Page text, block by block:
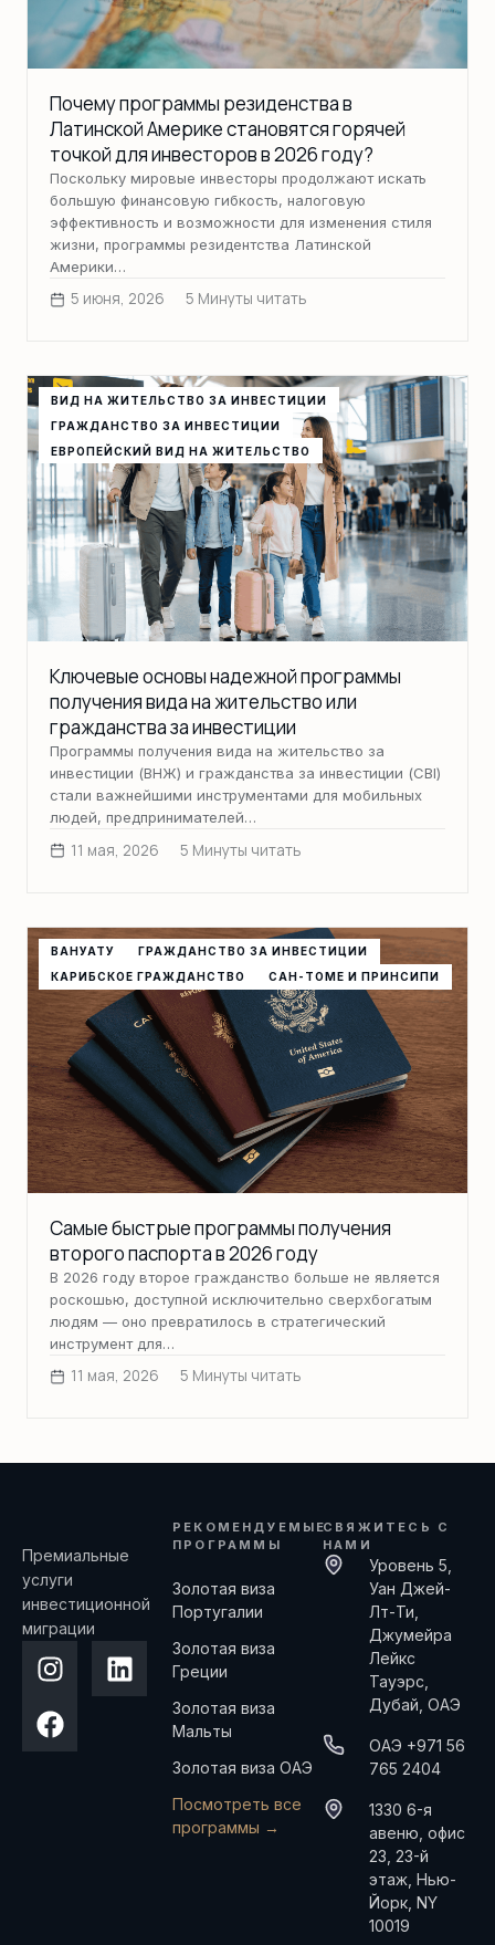
Почему программы резиденства в
Латинской Америке становятся горячей
точкой для инвесторов в 2026 году?
Поскольку мировые инвесторы продолжают искать
большую финансовую гибкость, налоговую
эффективность и возможности для изменения стиля
жизни, программы резидентства Латинской
Америки…
5 июня, 2026 5 Минуты читать
ВИД НА ЖИТЕЛЬСТВО ЗА ИНВЕСТИЦИИ
ГРАЖДАНСТВО ЗА ИНВЕСТИЦИИ
ЕВРОПЕЙСКИЙ ВИД НА ЖИТЕЛЬСТВО
Ключевые основы надежной программы
получения вида на жительство или
гражданства за инвестиции
Программы получения вида на жительство за
инвестиции (ВНЖ) и гражданства за инвестиции (CBI)
стали важнейшими инструментами для мобильных
людей, предпринимателей…
11 мая, 2026 5 Минуты читать
ВАНУАТУ
ГРАЖДАНСТВО ЗА ИНВЕСТИЦИИ
КАРИБСКОЕ ГРАЖДАНСТВО
САН-ТОМЕ И ПРИНСИПИ
Самые быстрые программы получения
второго паспорта в 2026 году
В 2026 году второе гражданство больше не является
роскошью, доступной исключительно сверхбогатым
людям — оно превратилось в стратегический
инструмент для…
11 мая, 2026 5 Минуты читать
Премиальные
услуги
инвестиционной
миграции
РЕКОМЕНДУЕМЫЕ
ПРОГРАММЫ
Золотая виза
Португалии
Золотая виза
Греции
Золотая виза
Мальты
Золотая виза ОАЭ
Посмотреть все
программы →
СВЯЖИТЕСЬ С
НАМИ
Уровень 5,
Уан Джей-
Лт-Ти,
Джумейра
Лейкс
Тауэрс,
Дубай, ОАЭ
ОАЭ +971 56
765 2404
1330 6-я
авеню, офис
23, 23-й
этаж, Нью-
Йорк, NY
10019